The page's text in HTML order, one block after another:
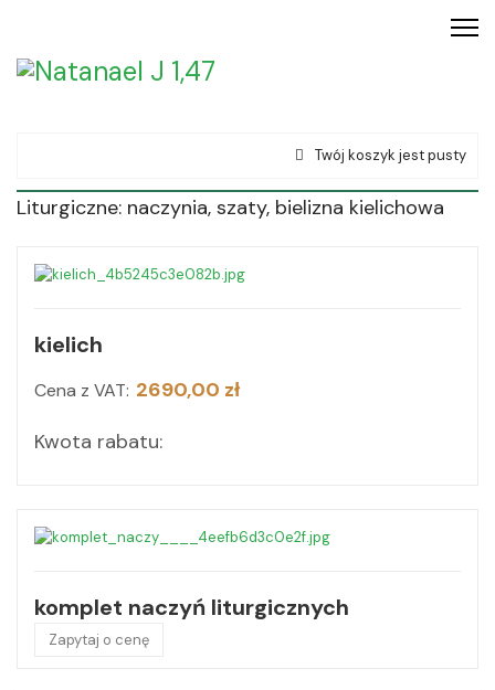
Twój koszyk jest pusty
Liturgiczne: naczynia, szaty, bielizna kielichowa
kielich
Cena z VAT: 2690,00 zł
Kwota rabatu:
komplet naczyń liturgicznych
Zapytaj o cenę